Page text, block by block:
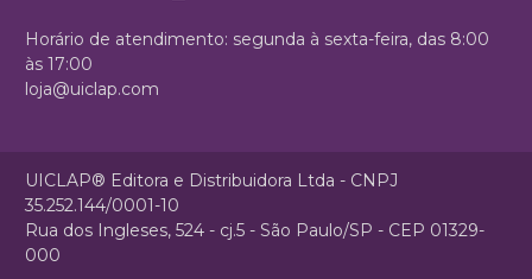
Horário de atendimento: segunda à sexta-feira, das 8:00
às 17:00
loja@uiclap.com
UICLAP® Editora e Distribuidora Ltda - CNPJ
35.252.144/0001-10
Rua dos Ingleses, 524 - cj.5 - São Paulo/SP - CEP 01329-
000